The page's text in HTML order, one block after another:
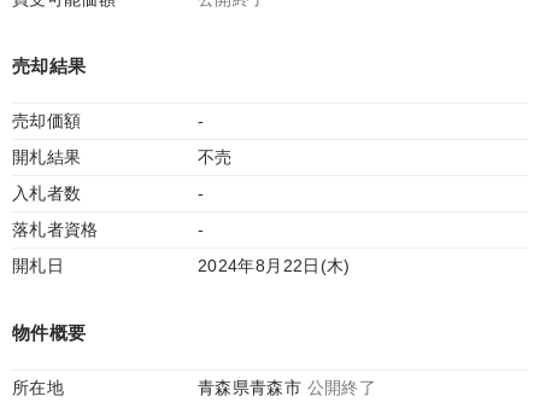
売却結果
売却価額
-
開札結果
不売
入札者数
-
落札者資格
-
開札日
2024年8月22日(木)
物件概要
所在地 青森県青森市 公開終了